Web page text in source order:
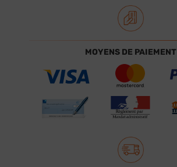
MOYENS DE PAIEMENT